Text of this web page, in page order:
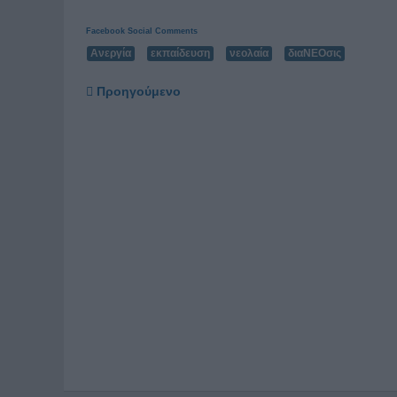
Facebook Social Comments
Ανεργία εκπαίδευση νεολαία διαΝΕΟσις
Προηγούμενο